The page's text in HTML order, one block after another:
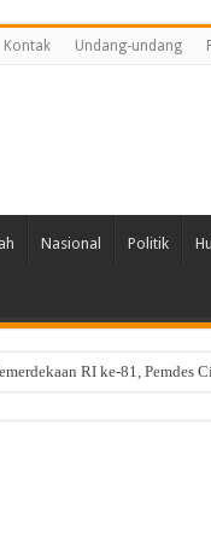
Kontak Undang-undang
Nasional Politik
RI ke-81, Pemdes
Imbanagara Raya Tetap